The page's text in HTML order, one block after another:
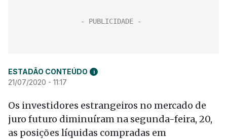
ESTADÃO CONTEÚDO i
21/07/2020 - 11:17
Os investidores estrangeiros no mercado de
juro futuro diminuíram na segunda-feira, 20,
as posições líquidas compradas em